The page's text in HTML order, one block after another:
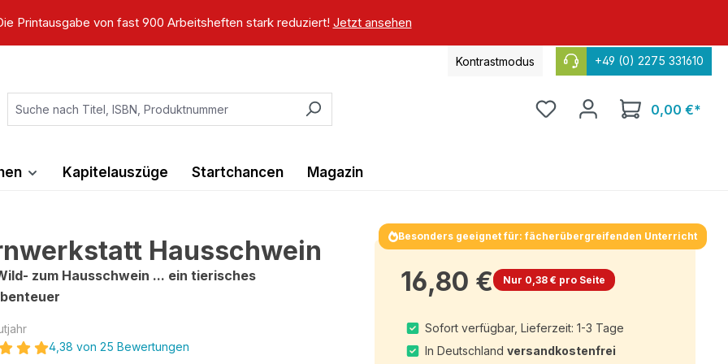
Printausgabe von fast 900 Arbeitsheften stark reduziert! Jetzt ansehen
Kontrastmodus +49 (0) 2275 331610
0,00 €*
Kapitelauszüge Startchancen Magazin
Hausschwein
zum Hausschwein ... ein tierisches
4,38 von 25 Bewertungen
Besonders geeignet für: fächerübergreifenden Unterricht
16,80 € Nur 0,38 € pro Seite
Sofort verfügbar, Lieferzeit: 1-3 Tage
In Deutschland versandkostenfrei